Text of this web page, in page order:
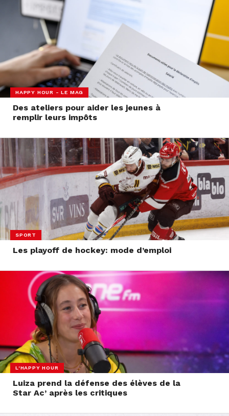
HAPPY HOUR - LE MAG
Des ateliers pour aider les jeunes à
remplir leurs impôts
SPORT
Les playoff de hockey: mode d’emploi
L'HAPPY HOUR
Luiza prend la défense des élèves de la
Star Ac’ après les critiques